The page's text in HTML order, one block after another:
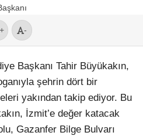
+ -
Başkanı Tahir Büyükakın,
şehrin dört bir
yakından takip ediyor. Bu
İzmit’e değer katacak
Gazanfer Bilge Bulvarı